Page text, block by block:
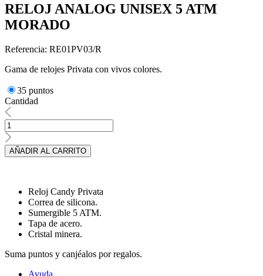
RELOJ ANALOG UNISEX 5 ATM
MORADO
Referencia: RE01PV03/R
Gama de relojes Privata con vivos colores.
35 puntos
Cantidad
AÑADIR AL CARRITO
Reloj Candy Privata
Correa de silicona.
Sumergible 5 ATM.
Tapa de acero.
Cristal minera.
Suma puntos y canjéalos por regalos.